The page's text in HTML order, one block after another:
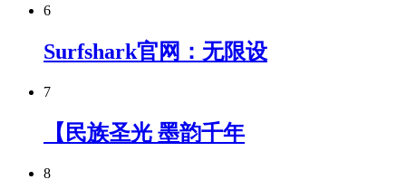
6
Surfshark官网：无限设
7
【民族圣光 墨韵千年
8